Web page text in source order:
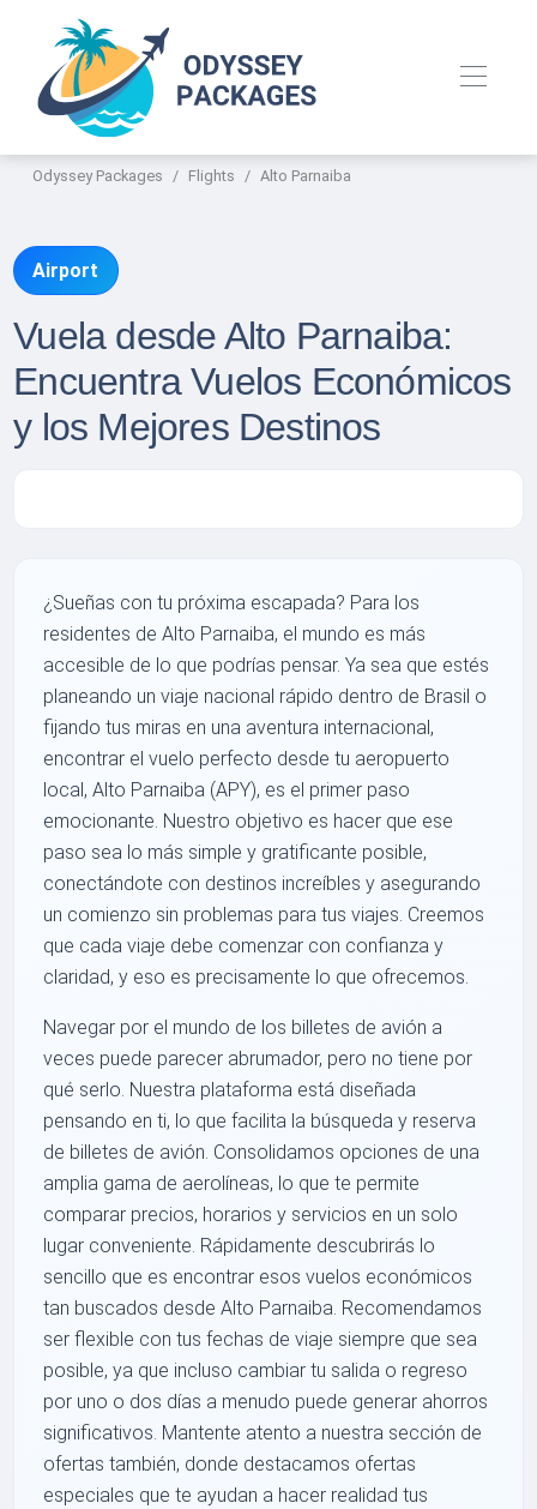
Odyssey Packages Flights Alto Parnaiba
Airport
Vuela desde Alto Parnaiba:
Encuentra Vuelos Económicos
y los Mejores Destinos
¿Sueñas con tu próxima escapada? Para los
residentes de Alto Parnaiba, el mundo es más
accesible de lo que podrías pensar. Ya sea que estés
planeando un viaje nacional rápido dentro de Brasil o
fijando tus miras en una aventura internacional,
encontrar el vuelo perfecto desde tu aeropuerto
local, Alto Parnaiba (APY), es el primer paso
emocionante. Nuestro objetivo es hacer que ese
paso sea lo más simple y gratificante posible,
conectándote con destinos increíbles y asegurando
un comienzo sin problemas para tus viajes. Creemos
que cada viaje debe comenzar con confianza y
claridad, y eso es precisamente lo que ofrecemos.
Navegar por el mundo de los billetes de avión a
veces puede parecer abrumador, pero no tiene por
qué serlo. Nuestra plataforma está diseñada
pensando en ti, lo que facilita la búsqueda y reserva
de billetes de avión. Consolidamos opciones de una
amplia gama de aerolíneas, lo que te permite
comparar precios, horarios y servicios en un solo
lugar conveniente. Rápidamente descubrirás lo
sencillo que es encontrar esos vuelos económicos
tan buscados desde Alto Parnaiba. Recomendamos
ser flexible con tus fechas de viaje siempre que sea
posible, ya que incluso cambiar tu salida o regreso
por uno o dos días a menudo puede generar ahorros
significativos. Mantente atento a nuestra sección de
ofertas también, donde destacamos ofertas
especiales que te ayudan a hacer realidad tus